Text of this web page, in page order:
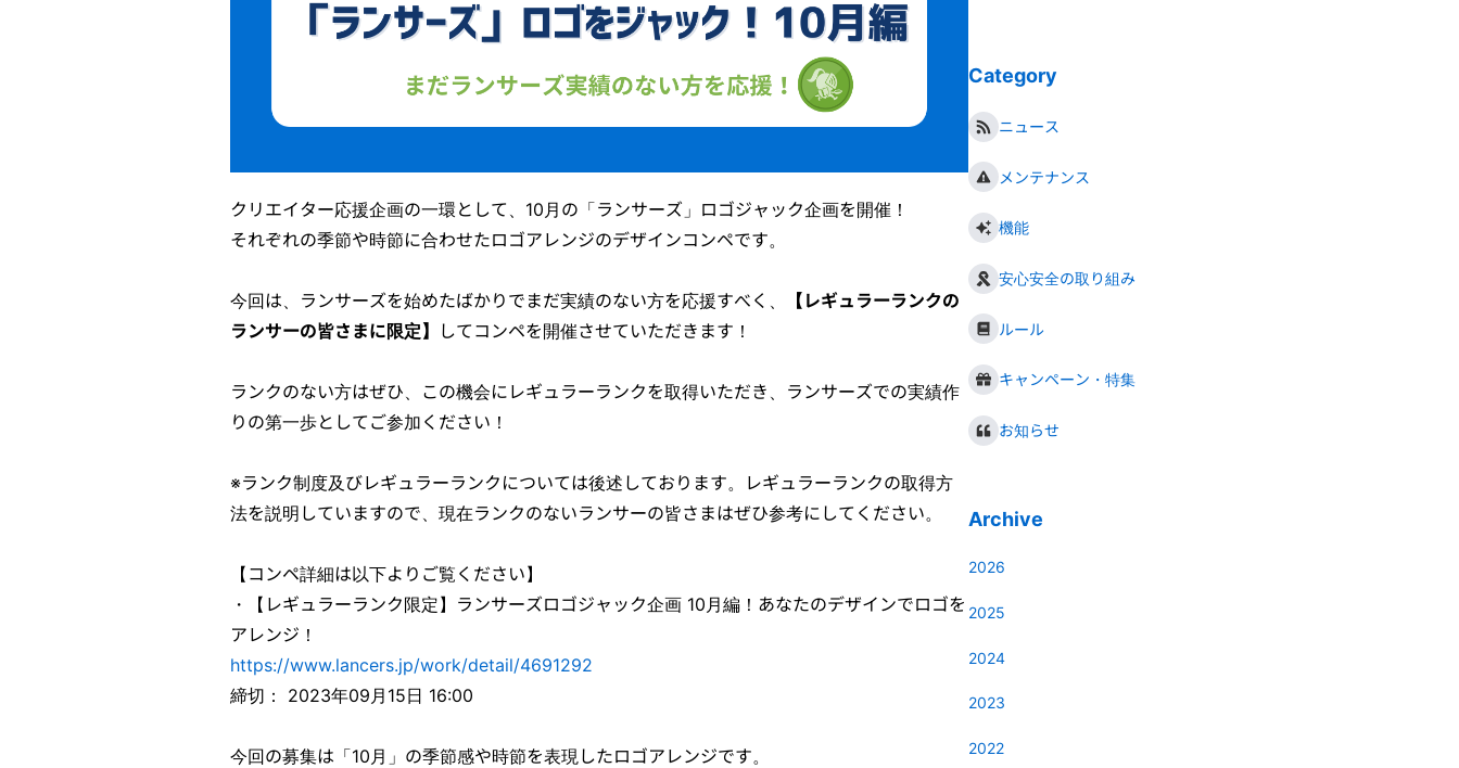
クリエイター応援企画の一環として、10月の「ランサーズ」ロゴジャック企画を開催！
それぞれの季節や時節に合わせたロゴアレンジのデザインコンペです。
今回は、ランサーズを始めたばかりでまだ実績のない方を応援すべく、
【レギュラーランクの
ランサーの皆さまに限定】
してコンペを開催させていただきます！
ランクのない方はぜひ、この機会にレギュラーランクを取得いただき、ランサーズでの実績作
りの第一歩としてご参加ください！
※ランク制度及びレギュラーランクについては後述しております。レギュラーランクの取得方
法を説明していますので、現在ランクのないランサーの皆さまはぜひ参考にしてください。
【コンペ詳細は以下よりご覧ください】
・【レギュラーランク限定】ランサーズロゴジャック企画 10月編！あなたのデザインでロゴを
アレンジ！
https://www.lancers.jp/work/detail/4691292
締切： 2023年09月15日 16:00
今回の募集は「10月」の季節感や時節を表現したロゴアレンジです。
Category
ニュース
メンテナンス
機能
安心安全の取り組み
ルール
キャンペーン・特集
お知らせ
Archive
2026
2025
2024
2023
2022